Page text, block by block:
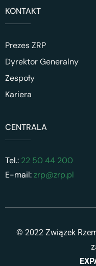
KONTAKT
Prezes ZRP
Dyrektor Generalny
Zespoły
Kariera
CENTRALA
Tel.: 22 50 44 200
E-mail:zrp@zrp.pl
© 2022 Związek